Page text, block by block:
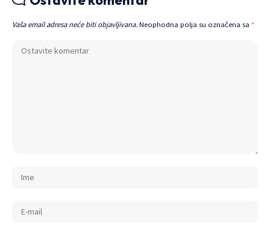
Vaša email adresa neće biti objavljivana. Neophodna polja su označena sa *